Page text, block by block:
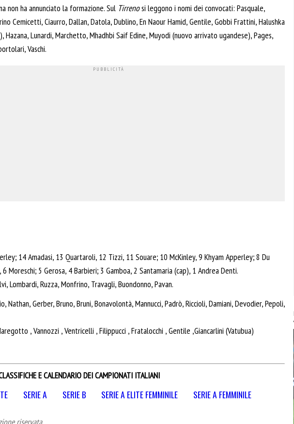
non ha annunciato la formazione. Sul Tirrenosi leggono i nomi dei convocati: Pasquale,
Cemicetti, Ciaurro, Dallan, Datola, Dublino, En Naour Hamid, Gentile, Gobbi Frattini, Halushka
Hazana, Lunardi, Marchetto, Mhadhbi Saif Edine, Muyodi (nuovo arrivato ugandese), Pages,
Vaschi.
14 Amadasi, 13 Quartaroli, 12 Tizzi, 11 Souare; 10 McKinley, 9 Khyam Apperley; 8 Du
Moreschi; 5 Gerosa, 4 Barbieri; 3 Gamboa, 2 Santamaria (cap), 1 Andrea Denti.
Lombardi, Ruzza, Monfrino, Travagli, Buondonno, Pavan.
Nathan, Gerber, Bruno, Bruni, Bonavolontà, Mannucci, Padrò, Riccioli, Damiani, Devodier, Pepoli,
, Vannozzi , Ventricelli , Filippucci , Fratalocchi , Gentile ,Giancarlini (Vatubua)
E CALENDARIO DEI CAMPIONATI ITALIANI
SERIE A SERIE B SERIE A ELITE FEMMINILE SERIE A FEMMINILE